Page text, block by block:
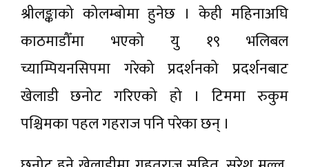
श्रीलङ्काको कोलम्बोमा हुनेछ । केही महिनाअघि
काठमाडौँमा भएको यु १९ भलिबल
च्याम्पियनसिपमा गरेको प्रदर्शनको प्रदर्शनबाट
खेलाडी छनोट गरिएको हो । टिममा रुकुम
पश्चिमका पहल गहराज पनि परेका छन् ।